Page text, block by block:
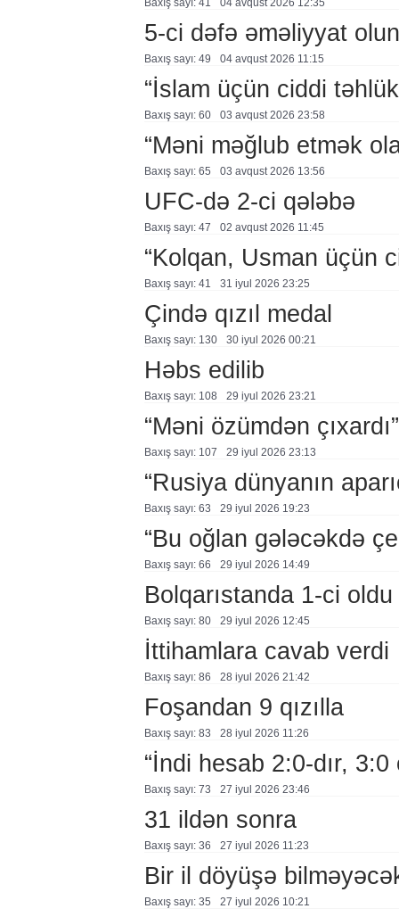
Baxış sayı: 41 04 avqust 2026 12:35
5-ci dəfə əməliyyat
Baxış sayı: 49 04 avqust 2026 11:15
“İslam üçün ciddi
Baxış sayı: 60 03 avqust 2026 23:58
“Məni məğlub etmək
Baxış sayı: 65 03 avqust 2026 13:56
UFC-də 2-ci qələbə
Baxış sayı: 47 02 avqust 2026 11:45
“Kolqan, Usman üçün
Baxış sayı: 41 31 i̇yul 2026 23:25
Çində qızıl medal
Baxış sayı: 130 30 i̇yul 2026 00:21
Həbs edilib
Baxış sayı: 108 29 i̇yul 2026 23:21
“Məni özümdən çıxardı”
Baxış sayı: 107 29 i̇yul 2026 23:13
“Rusiya dünyanın
Baxış sayı: 63 29 i̇yul 2026 19:23
“Bu oğlan gələcəkdə
Baxış sayı: 66 29 i̇yul 2026 14:49
Bolqarıstanda 1-ci oldu
Baxış sayı: 80 29 i̇yul 2026 12:45
İttihamlara cavab verdi
Baxış sayı: 86 28 i̇yul 2026 21:42
Foşandan 9 qızılla
Baxış sayı: 83 28 i̇yul 2026 11:26
“İndi hesab 2:0-dır, 3:0
Baxış sayı: 73 27 i̇yul 2026 23:46
31 ildən sonra
Baxış sayı: 36 27 i̇yul 2026 11:23
Bir il döyüşə
Baxış sayı: 35 27 i̇yul 2026 10:21